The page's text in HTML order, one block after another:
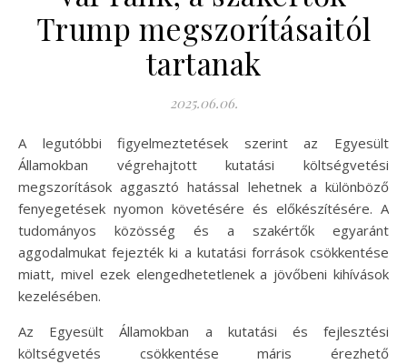
Trump megszorításaitól
tartanak
2025.06.06.
A legutóbbi figyelmeztetések szerint az Egyesült
Államokban végrehajtott kutatási költségvetési
megszorítások aggasztó hatással lehetnek a különböző
fenyegetések nyomon követésére és előkészítésére. A
tudományos közösség és a szakértők egyaránt
aggodalmukat fejezték ki a kutatási források csökkentése
miatt, mivel ezek elengedhetetlenek a jövőbeni kihívások
kezelésében.
Az Egyesült Államokban a kutatási és fejlesztési
költségvetés csökkentése máris érezhető